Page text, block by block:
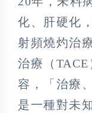
化、肝硬化
射頻燒灼治
治療（
容，「治療
是一種對未